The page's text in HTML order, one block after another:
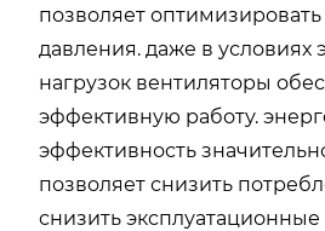
позволяет оптимизировать
давления. даже в условиях
нагрузок вентиляторы
эффективную работу.
эффективность
позволяет снизить
снизить эксплуатационные